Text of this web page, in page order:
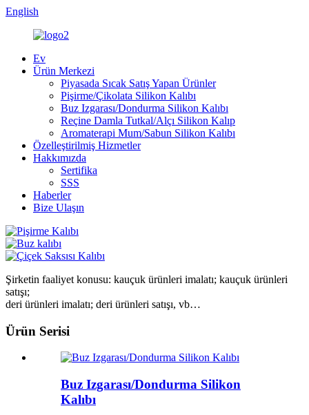
English
Ev
Ürün Merkezi
Piyasada Sıcak Satış Yapan Ürünler
Pişirme/Çikolata Silikon Kalıbı
Buz Izgarası/Dondurma Silikon Kalıbı
Reçine Damla Tutkal/Alçı Silikon Kalıp
Aromaterapi Mum/Sabun Silikon Kalıbı
Özelleştirilmiş Hizmetler
Hakkımızda
Sertifika
SSS
Haberler
Bize Ulaşın
Şirketin faaliyet konusu: kauçuk ürünleri imalatı; kauçuk ürünleri
satışı;
deri ürünleri imalatı; deri ürünleri satışı, vb…
Ürün Serisi
Buz Izgarası/Dondurma Silikon
Kalıbı